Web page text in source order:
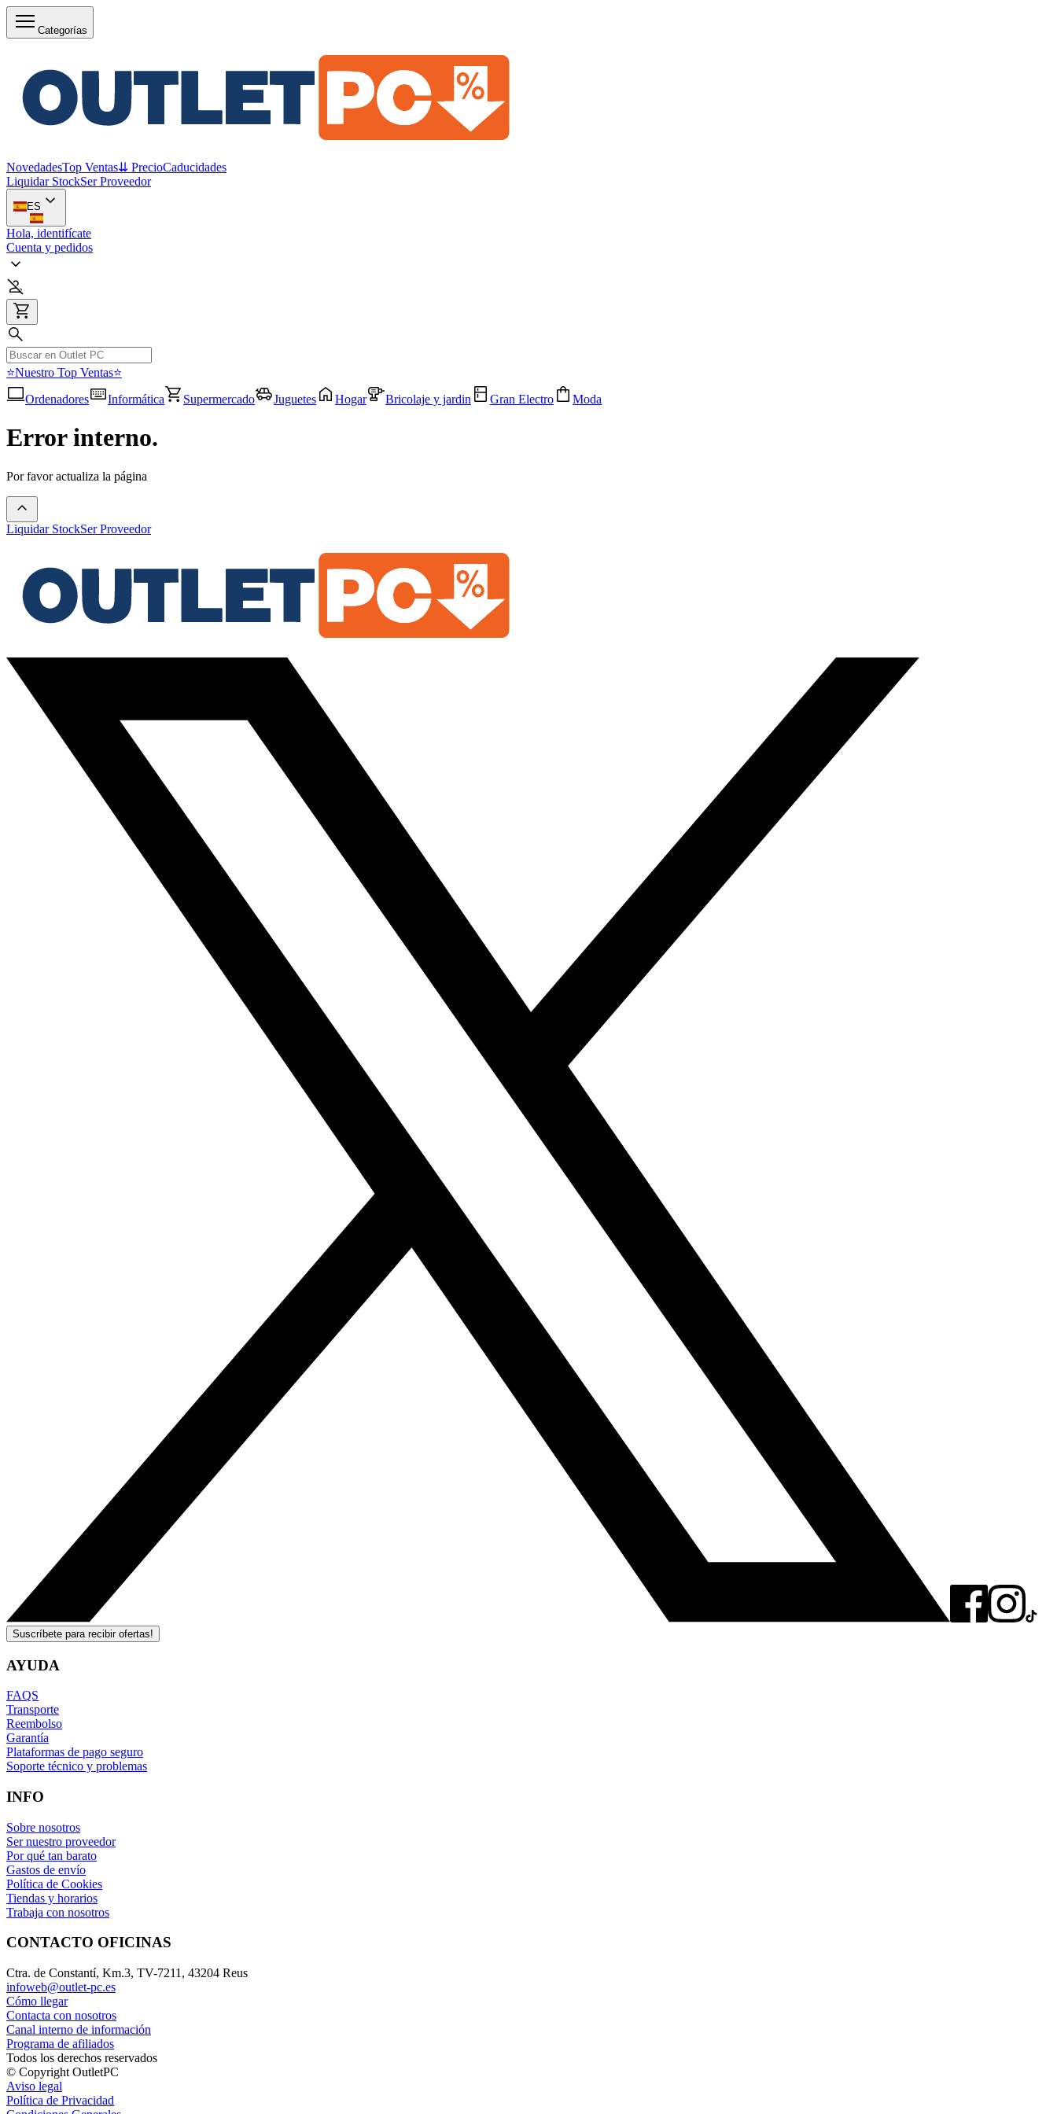
Categorías
NovedadesTop Ventas⇊ PrecioCaducidades
Liquidar StockSer Proveedor
ES
Hola, identifícate
Cuenta y pedidos
⭐Nuestro Top Ventas⭐
Ordenadores
Informática Supermercado Juguetes Hogar Bricolaje y jardin Gran Electro Moda
Error interno.
Por favor actualiza la página
Liquidar StockSer Proveedor
Suscríbete para recibir ofertas!
AYUDA
FAQS
Transporte
Reembolso
Garantía
Plataformas de pago seguro
Soporte técnico y problemas
INFO
Sobre nosotros
Ser nuestro proveedor
Por qué tan barato
Gastos de envío
Política de Cookies
Tiendas y horarios
Trabaja con nosotros
CONTACTO OFICINAS
Ctra. de Constantí, Km.3, TV-7211, 43204 Reus
infoweb@outlet-pc.es
Cómo llegar
Contacta con nosotros
Canal interno de información
Programa de afiliados
Todos los derechos reservados
© Copyright OutletPC
Aviso legal
Política de Privacidad